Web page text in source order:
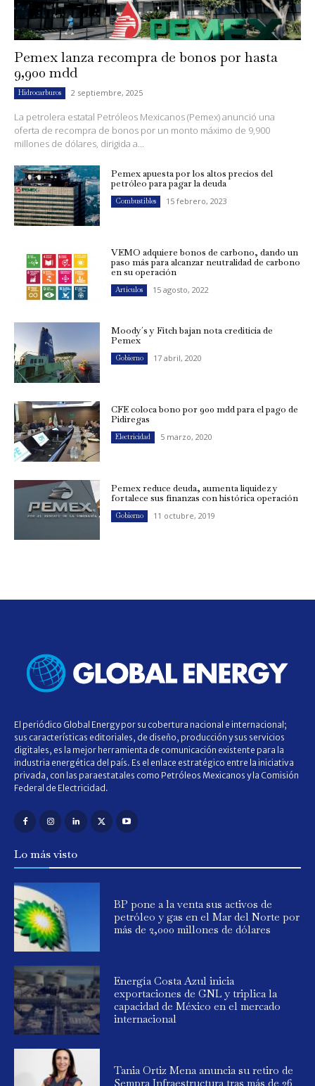
Pemex lanza recompra de bonos por hasta
9,900 mdd
Hidrocarburos 2 septiembre, 2025
La petrolera estatal Petróleos Mexicanos (Pemex) anunció una
oferta de recompra de bonos por un monto máximo de 9,900
millones de dólares, dirigida a...
Pemex apuesta por los altos precios del
petróleo para pagar la deuda
Combustibles 15 febrero, 2023
VEMO adquiere bonos de carbono, dando un
paso más para alcanzar neutralidad de carbono
en su operación
Artículos 15 agosto, 2022
Moody´s y Fitch bajan nota crediticia de
Pemex
Gobierno 17 abril, 2020
CFE coloca bono por 900 mdd para el pago de
Pidiregas
Electricidad 5 marzo, 2020
Pemex reduce deuda, aumenta liquidez y
fortalece sus finanzas con histórica operación
Gobierno 11 octubre, 2019
El periódico Global Energy por su cobertura nacional e internacional;
sus características editoriales, de diseño, producción y sus servicios
digitales, es la mejor herramienta de comunicación existente para la
industria energética del país. Es el enlace estratégico entre la iniciativa
privada, con las paraestatales como Petróleos Mexicanos y la Comisión
Federal de Electricidad.
Lo más visto
BP pone a la venta sus activos de
petróleo y gas en el Mar del Norte por
más de 2,000 millones de dólares
Energía Costa Azul inicia
exportaciones de GNL y triplica la
capacidad de México en el mercado
internacional
Tania Ortiz Mena anuncia su retiro de
Sempra Infraestructura tras más de 26